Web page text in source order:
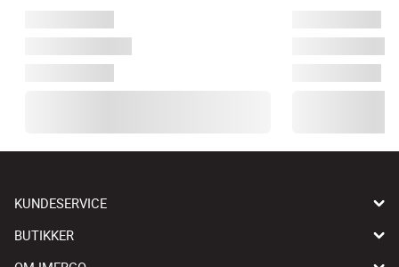
KUNDESERVICE
BUTIKKER